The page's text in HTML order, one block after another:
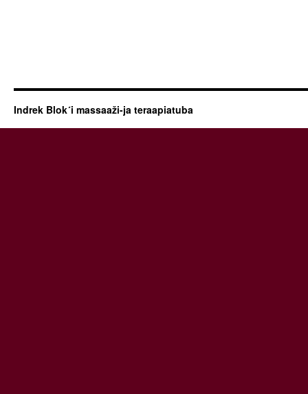
Indrek Blok´i massaaži-ja teraapiatuba